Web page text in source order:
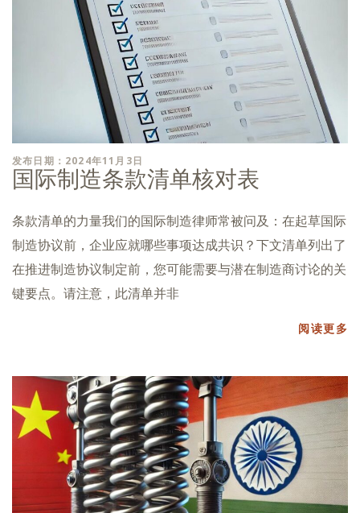
发布日期：2024年11月3日
国际制造条款清单核对表
条款清单的力量我们的国际制造律师常被问及：在起草国际
制造协议前，企业应就哪些事项达成共识？下文清单列出了
在推进制造协议制定前，您可能需要与潜在制造商讨论的关
键要点。请注意，此清单并非
阅读更多